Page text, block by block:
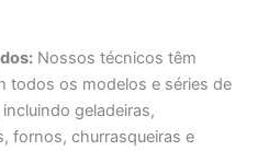
Nossos técnicos têm
todos os modelos e séries de
geladeiras,
fornos, churrasqueiras e